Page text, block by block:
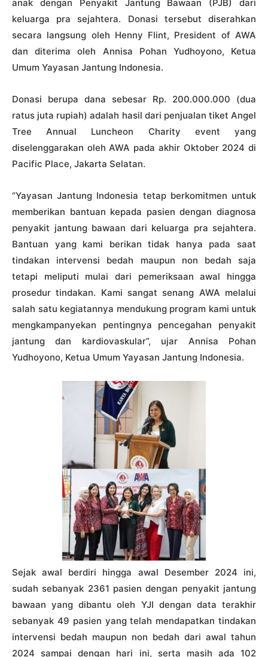
anak dengan Penyakit Jantung Bawaan (PJB) dari
keluarga pra sejahtera. Donasi tersebut diserahkan
secara langsung oleh Henny Flint, President of AWA
dan diterima oleh Annisa Pohan Yudhoyono, Ketua
Umum Yayasan Jantung Indonesia.
Donasi berupa dana sebesar Rp. 200.000.000 (dua
ratus juta rupiah) adalah hasil dari penjualan tiket Angel
Tree Annual Luncheon Charity event yang
diselenggarakan oleh AWA pada akhir Oktober 2024 di
Pacific Place, Jakarta Selatan.
“Yayasan Jantung Indonesia tetap berkomitmen untuk
memberikan bantuan kepada pasien dengan diagnosa
penyakit jantung bawaan dari keluarga pra sejahtera.
Bantuan yang kami berikan tidak hanya pada saat
tindakan intervensi bedah maupun non bedah saja
tetapi meliputi mulai dari pemeriksaan awal hingga
prosedur tindakan. Kami sangat senang AWA melalui
salah satu kegiatannya mendukung program kami untuk
mengkampanyekan pentingnya pencegahan penyakit
jantung dan kardiovaskular”, ujar Annisa Pohan
Yudhoyono, Ketua Umum Yayasan Jantung Indonesia.
Sejak awal berdiri hingga awal Desember 2024 ini,
sudah sebanyak 2361 pasien dengan penyakit jantung
bawaan yang dibantu oleh YJI dengan data terakhir
sebanyak 49 pasien yang telah mendapatkan tindakan
intervensi bedah maupun non bedah dari awal tahun
2024 sampai dengan hari ini, serta masih ada 102